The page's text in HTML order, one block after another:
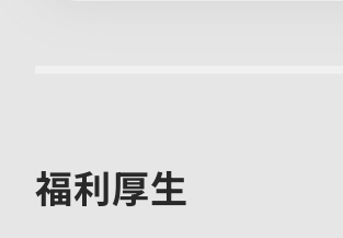
福利厚生